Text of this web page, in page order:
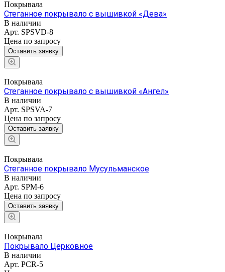
Покрывала
Стеганное покрывало с вышивкой «Дева»
В наличии
Арт. SPSVD-8
Цена по запросу
Оставить заявку
Покрывала
Стеганное покрывало с вышивкой «Ангел»
В наличии
Арт. SPSVA-7
Цена по запросу
Оставить заявку
Покрывала
Стеганное покрывало Мусульманское
В наличии
Арт. SPM-6
Цена по запросу
Оставить заявку
Покрывала
Покрывало Церковное
В наличии
Арт. PCR-5